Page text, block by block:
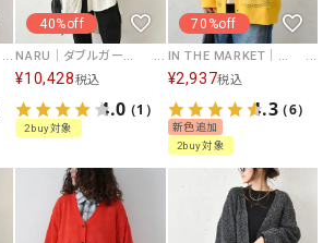
40%off
NARU｜ダブルガーゼ ロングシャツカーデ [[665812]][C]
¥10,428税込
4.0（1）
2buy対象
70%off
IN THE MARKET｜カラーメッシュカーティガン [[IN-076]][C]
¥2,937税込
4.3（6）
新色追加
2buy対象